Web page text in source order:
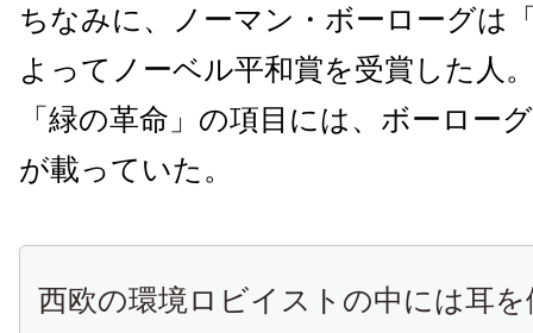
ちなみに、ノーマン・ボーローグは
よってノーベル平和賞を受賞した人
「緑の革命」の項目には、ボーロー
が載っていた。
西欧の環境ロビイストの中には耳